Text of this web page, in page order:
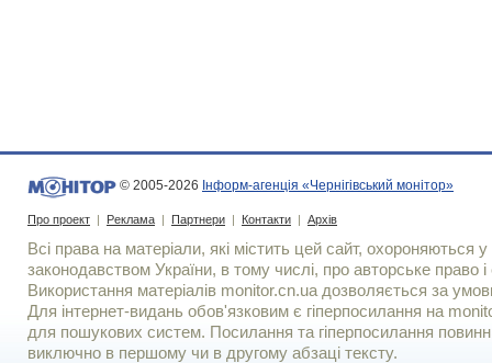
© 2005-2026 Інформ-агенція «Чернігівський монітор»
Про проект | Реклама | Партнери | Контакти | Архів
Всі права на матеріали, які містить цей сайт, охороняються у
законодавством України, в тому числі, про авторське право і
Використання матерiалiв monitor.cn.ua дозволяється за
Для iнтернет-видань обов'язковим є гiперпосилання на
для пошукових систем. Посилання та гіперпосилання
виключно в першому чи в другому абзаці тексту.